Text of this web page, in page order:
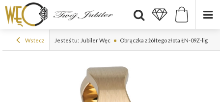
Wstecz Jesteś tu: Jubiler Węc Obrączka z żółtego złota ŁN-09Z-light-k